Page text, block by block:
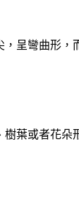
呈彎曲形，
樹葉或者花朵